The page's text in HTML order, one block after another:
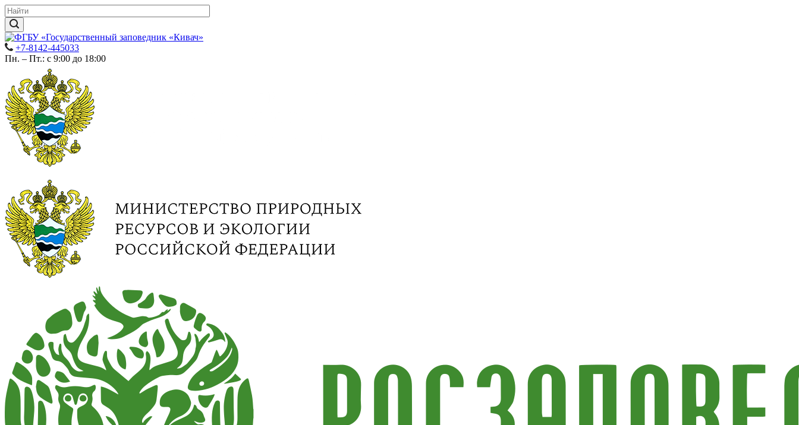
+7-8142-445033
Пн. – Пт.: с 9:00 до 18:00